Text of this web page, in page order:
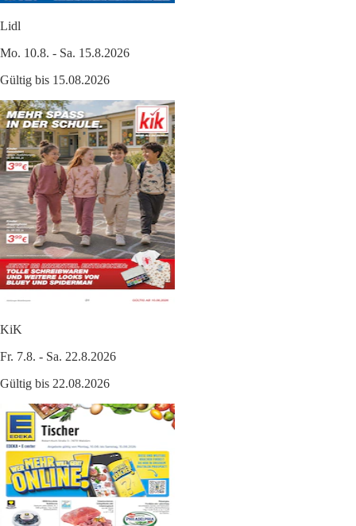
Lidl
Mo. 10.8. - Sa. 15.8.2026
Gültig bis 15.08.2026
KiK
Fr. 7.8. - Sa. 22.8.2026
Gültig bis 22.08.2026